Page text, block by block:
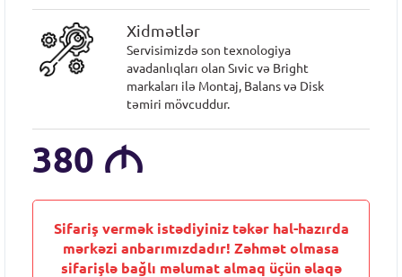
Xidmətlər
Servisimizdə son texnologiya
avadanlıqları olan Sıvic və Bright
markaları ilə Montaj, Balans və Disk
təmiri mövcuddur.
380 M
Sifariş vermək istədiyiniz təkər hal-hazırda
mərkəzi anbarımızdadır! Zəhmət olmasa
sifarişlə bağlı məlumat almaq üçün əlaqə